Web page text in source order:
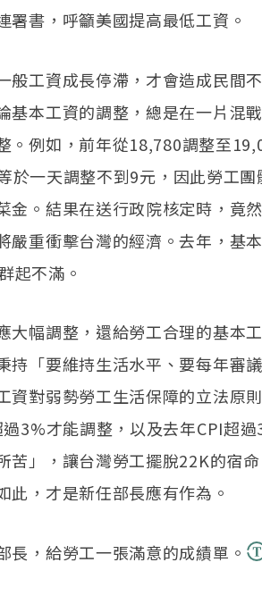
署書，呼籲美國提高最低工資。
般工資成長停滯，才會造成民間
基本工資的調整，總是在一片混
。例如，前年從18,780調整至
於一天調整不到9元，因此勞工團
金。結果在送行政院核定時，竟
嚴重衝擊台灣的經濟。去年，基
起不滿。
幅調整，還給勞工合理的基本
持「要維持生活水平、要每年審
資對弱勢勞工生活保障的立法原
3%才能調整，以及去年CPI超過
苦」，讓台灣勞工擺脫22K的宿命
，才是新任部長應有作為。
，給勞工一張滿意的成績單。